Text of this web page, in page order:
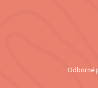
Odborné